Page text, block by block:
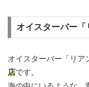
オイスターバー「
オイスターバー「リア
店です。